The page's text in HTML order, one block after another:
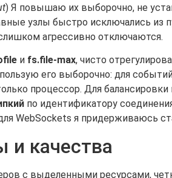
) Я повышаю их выборочно, не
узлы быстро исключались из
агрессивно отключаются.
и fs.file-max, чисто
его выборочно: для
процессор. Для
по идентификатору
WebSockets я придерживаюсь
и качества
с выделенными ресурсами,